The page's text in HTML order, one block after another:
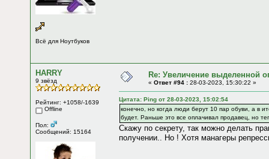
Всё для Ноутбуков
HARRY
9 звёзд
Рейтинг: +1058/-1639
Offline
Пол:
Сообщений: 15164
Re: Увеличение выделенной
« Ответ #94 : 28-03-2023, 15:30:22 »
Цитата: Ping от 28-03-2023, 15:02:54
конечно, но когда люди берут 10 пар обуви, а в
будет. Раньше это все оплачивал продавец, но
Скажу по секрету, так можно делать
получении.. Но ! Хотя манагеры